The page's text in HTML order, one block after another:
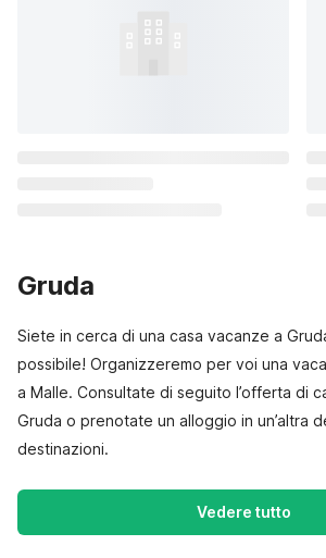
Gruda
Siete in cerca di una casa vacanze a
possibile! Organizzeremo per voi una
a Malle. Consultate di seguito l’offerta di
Gruda o prenotate un alloggio in un’altra
destinazioni.
Vedere tutto